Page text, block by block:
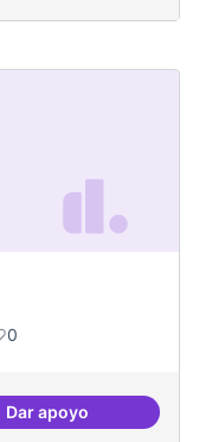
0
Dar apoyoRedefinició Casal